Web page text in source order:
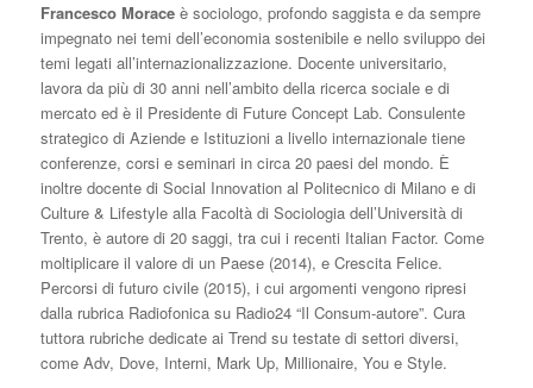
Francesco Moraceè sociologo, profondo saggista e da sempre
impegnato nei temi dell’economia sostenibile e nello sviluppo dei
temi legati all’internazionalizzazione. Docente universitario,
lavora da più di 30 anni nell’ambito della ricerca sociale e di
mercato ed è il Presidente di Future Concept Lab. Consulente
strategico di Aziende e Istituzioni a livello internazionale tiene
conferenze, corsi e seminari in circa 20 paesi del mondo. È
inoltre docente di Social Innovation al Politecnico di Milano e di
Culture & Lifestyle alla Facoltà di Sociologia dell’Università di
Trento, è autore di 20 saggi, tra cui i recenti Italian Factor. Come
moltiplicare il valore di un Paese (2014), e Crescita Felice.
Percorsi di futuro civile (2015), i cui argomenti vengono ripresi
dalla rubrica Radiofonica su Radio24 “Il Consum-autore”. Cura
tuttora rubriche dedicate ai Trend su testate di settori diversi,
come Adv, Dove, Interni, Mark Up, Millionaire, You e Style.